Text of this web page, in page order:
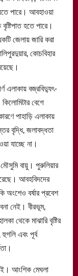
পারে। আবহাওয়া
হতে পারে।
জেলায় জারি করা
কোচবিহার
এলাকায় বজ্রবিদ্যুৎ-
বেগে
পাহাড়ি এলাকায়
বৃদ্ধি, জলাবদ্ধতা
যাচ্ছে না।
বায়ু। পুরুলিয়ার
আবহবিদদের
অংশেও বর্ষার প্রবেশ
নেই। বীরভূম,
থেকে মাঝারি বৃষ্টির
এবং পূর্ব
আংশিক মেঘলা